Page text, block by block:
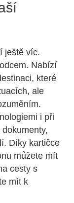
ještě víc.
Nabízí
které
ale
i při
Díky kartičce
můžete mít
cesty s
mít k